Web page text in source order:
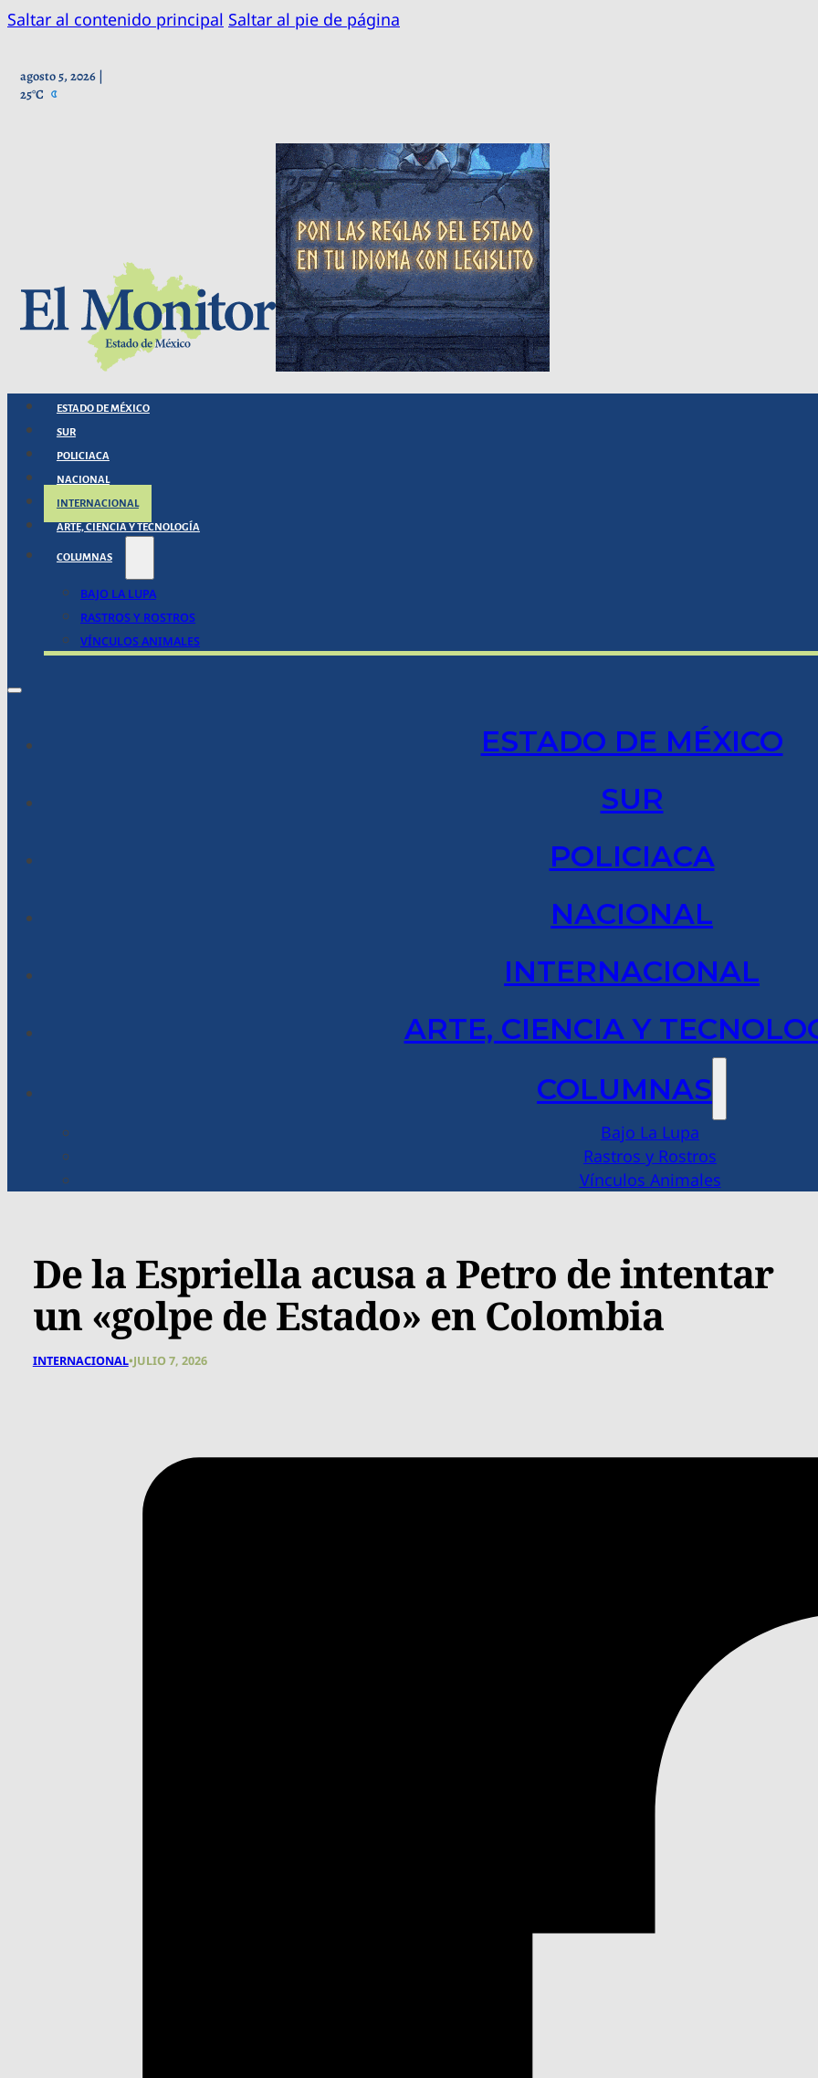
Saltar al contenido principal Saltar al pie de página
agosto 5, 2026 |
25°C
ESTADO DE MÉXICO
SUR
POLICIACA
NACIONAL
INTERNACIONAL
ARTE, CIENCIA Y TECNOLOGÍA
COLUMNAS
BAJO LA LUPA
RASTROS Y ROSTROS
VÍNCULOS ANIMALES
ESTADO DE MÉXICO
SUR
POLICIACA
NACIONAL
INTERNACIONAL
ARTE, CIENCIA Y
COLUMNAS
Bajo La Lupa
Rastros y Rostros
Vínculos Animales
De la Espriella acusa a Petro de intentar
un «golpe de Estado» en Colombia
INTERNACIONAL•JULIO 7, 2026